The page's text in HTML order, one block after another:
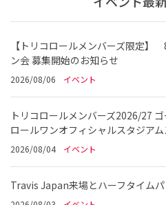
【トリコロールメンバーズ限定
ン会 募集開始のお知らせ
2026/08/06 イベント
トリコロールメンバーズ2026/27
ロールワンオフィシャルスタジア
2026/08/04 イベント
Travis Japan来場とハーフタイム